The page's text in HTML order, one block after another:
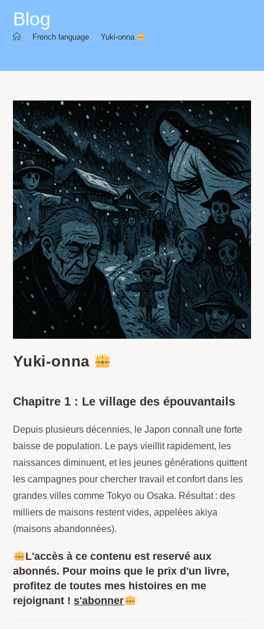
Blog
> French language > Yuki-onna
Yuki-onna
Chapitre 1 : Le village des épouvantails
Depuis plusieurs décennies, le Japon connaît une forte
baisse de population. Le pays vieillit rapidement, les
naissances diminuent, et les jeunes générations quittent
les campagnes pour chercher travail et confort dans les
grandes villes comme Tokyo ou Osaka. Résultat : des
milliers de maisons restent vides, appelées akiya
(maisons abandonnées).
L'accès à ce contenu est reservé aux
abonnés. Pour moins que le prix d'un livre,
profitez de toutes mes histoires en me
rejoignant !s'abonner